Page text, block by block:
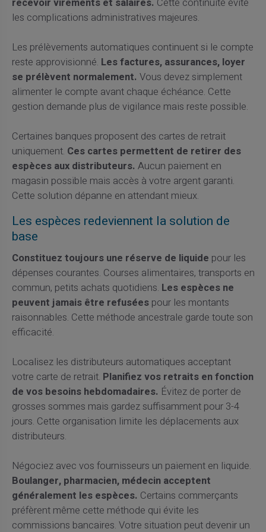
recevoir virements et salaires. Cette continuité évite
les complications administratives majeures.
Les prélèvements automatiques continuent si le compte
reste approvisionné. Les factures, assurances, loyer
se prélèvent normalement. Vous devez simplement
alimenter le compte avant chaque échéance. Cette
gestion demande plus de vigilance mais reste possible.
Certaines banques proposent des cartes de retrait
uniquement. Ces cartes permettent de retirer des
espèces aux distributeurs. Aucun paiement en
magasin possible mais accès à votre argent garanti.
Cette solution dépanne en attendant mieux.
Les espèces redeviennent la solution de
base
Constituez toujours une réserve de liquide pour les
dépenses courantes. Courses alimentaires, transports en
commun, petits achats quotidiens. Les espèces ne
peuvent jamais être refuséespour les montants
raisonnables. Cette méthode ancestrale garde toute son
efficacité.
Localisez les distributeurs automatiques acceptant
votre carte de retrait. Planifiez vos retraits en fonction
de vos besoins hebdomadaires. Évitez de porter de
grosses sommes mais gardez suffisamment pour 3-4
jours. Cette organisation limite les déplacements aux
distributeurs.
Négociez avec vos fournisseurs un paiement en liquide.
Boulanger, pharmacien, médecin acceptent
généralement les espèces. Certains commerçants
préfèrent même cette méthode qui évite les
commissions bancaires. Votre situation peut devenir un